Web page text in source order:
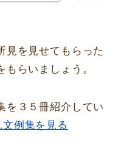
見を見せてもらった
らいましょう。
を３５冊紹介してい
例集を見る